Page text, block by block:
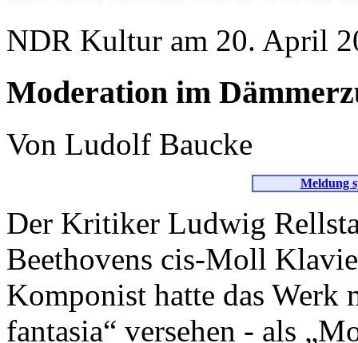
NDR Kultur am 20. April
Moderation im
Von Ludolf Baucke
Meldung
Der Kritiker Ludwig
Beethovens cis-Moll
Komponist hatte das Werk
fantasia“ versehen - als